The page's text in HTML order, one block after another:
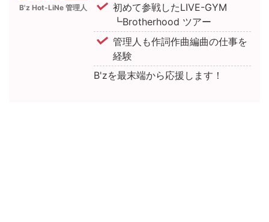
B'z Hot-LiNe 管理人
初めて参戦したLIVE-GYM
┗Brotherhood ツアー
管理人も作詞作曲編曲の仕事を
経験
B'zを最末端から応援します！